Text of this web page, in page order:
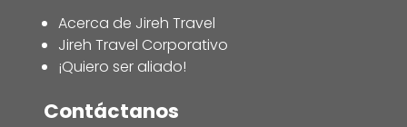
Acerca de Jireh Travel
Jireh Travel Corporativo
¡Quiero ser aliado!
Contáctanos